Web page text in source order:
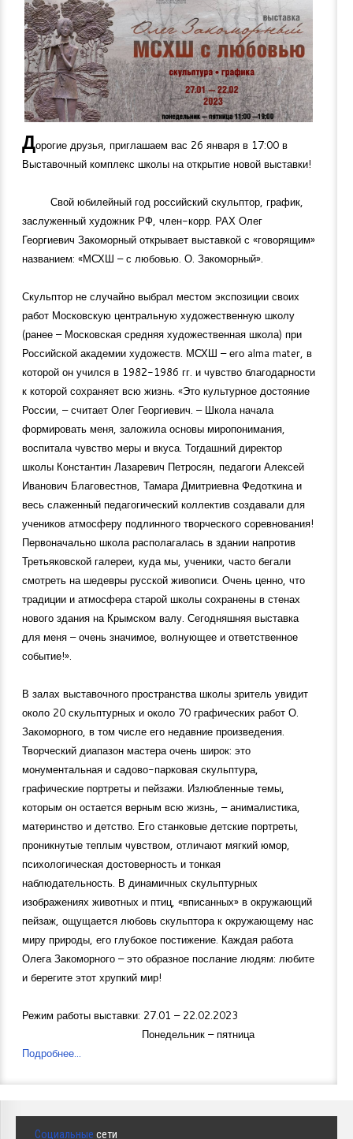
Дорогие друзья, приглашаем вас 26 января в 17:00 в
Выставочный комплекс школы на открытие новой выставки!
Свой юбилейный год российский скульптор, график,
заслуженный художник РФ, член-корр. РАХ Олег
Георгиевич Закоморный открывает выставкой с «говорящим»
названием: «МСХШ – с любовью. О. Закоморный».
Скульптор не случайно выбрал местом экспозиции своих
работ Московскую центральную художественную школу
(ранее – Московская средняя художественная школа) при
Российской академии художеств. МСХШ – его alma mater, в
которой он учился в 1982-1986 гг. и чувство благодарности
к которой сохраняет всю жизнь. «Это культурное достояние
России, – считает Олег Георгиевич. – Школа начала
формировать меня, заложила основы миропонимания,
воспитала чувство меры и вкуса. Тогдашний директор
школы Константин Лазаревич Петросян, педагоги Алексей
Иванович Благовестнов, Тамара Дмитриевна Федоткина и
весь слаженный педагогический коллектив создавали для
учеников атмосферу подлинного творческого соревнования!
Первоначально школа располагалась в здании напротив
Третьяковской галереи, куда мы, ученики, часто бегали
смотреть на шедевры русской живописи. Очень ценно, что
традиции и атмосфера старой школы сохранены в стенах
нового здания на Крымском валу. Сегодняшняя выставка
для меня – очень значимое, волнующее и ответственное
событие!».
В залах выставочного пространства школы зритель увидит
около 20 скульптурных и около 70 графических работ О.
Закоморного, в том числе его недавние произведения.
Творческий диапазон мастера очень широк: это
монументальная и садово-парковая скульптура,
графические портреты и пейзажи. Излюбленные темы,
которым он остается верным всю жизнь, – анималистика,
материнство и детство. Его станковые детские портреты,
проникнутые теплым чувством, отличают мягкий юмор,
психологическая достоверность и тонкая
наблюдательность. В динамичных скульптурных
изображениях животных и птиц, «вписанных» в окружающий
пейзаж, ощущается любовь скульптора к окружающему нас
миру природы, его глубокое постижение. Каждая работа
Олега Закоморного – это образное послание людям: любите
и берегите этот хрупкий мир!
Режим работы выставки: 27.01 – 22.02.2023
Понедельник – пятница
Подробнее...
Социальные сети